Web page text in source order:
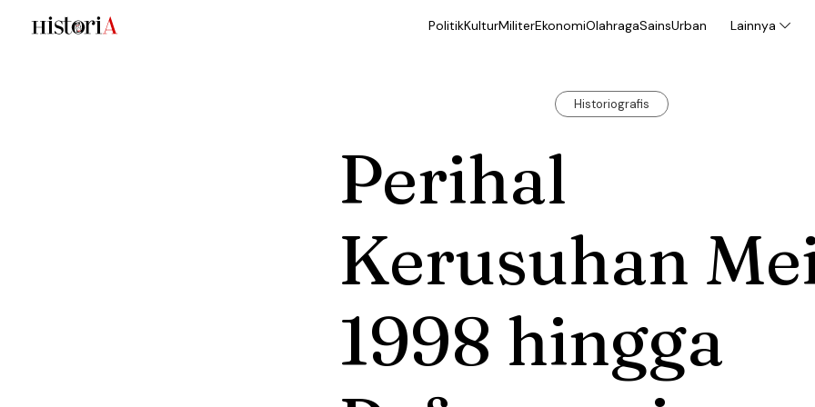
PolitikKulturMiliterEkonomiOlahragaSainsUrban Lainnya
Historiografis
Perihal
Kerusuhan
1998 hingga